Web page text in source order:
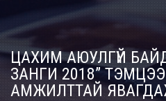
ЦАХИМ АЮУЛГҮЙ
ЗАНГИ 2018”
АМЖИЛТТАЙ